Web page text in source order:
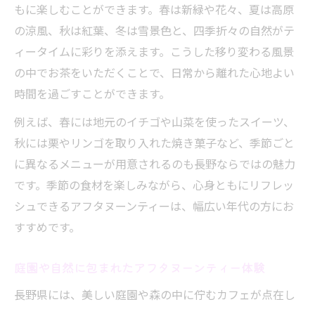
もに楽しむことができます。春は新緑や花々、夏は高原
の涼風、秋は紅葉、冬は雪景色と、四季折々の自然がテ
ィータイムに彩りを添えます。こうした移り変わる風景
の中でお茶をいただくことで、日常から離れた心地よい
時間を過ごすことができます。
例えば、春には地元のイチゴや山菜を使ったスイーツ、
秋には栗やリンゴを取り入れた焼き菓子など、季節ごと
に異なるメニューが用意されるのも長野ならではの魅力
です。季節の食材を楽しみながら、心身ともにリフレッ
シュできるアフタヌーンティーは、幅広い年代の方にお
すすめです。
長野県には、美しい庭園や森の中に佇むカフェが点在し